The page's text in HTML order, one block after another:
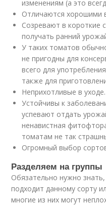
изменениям (а это
Отличаются хорошими
Созревают в короткие
получать ранний
У таких томатов
не пригодны для
всего для
также для
Неприхотливые в уходе.
Устойчивы к
успевают отдать
ненавистная
томатам не так
Огромный выбор
Разделяем на группы
Обязательно нужно
подходит данному сорту
многие из них могут